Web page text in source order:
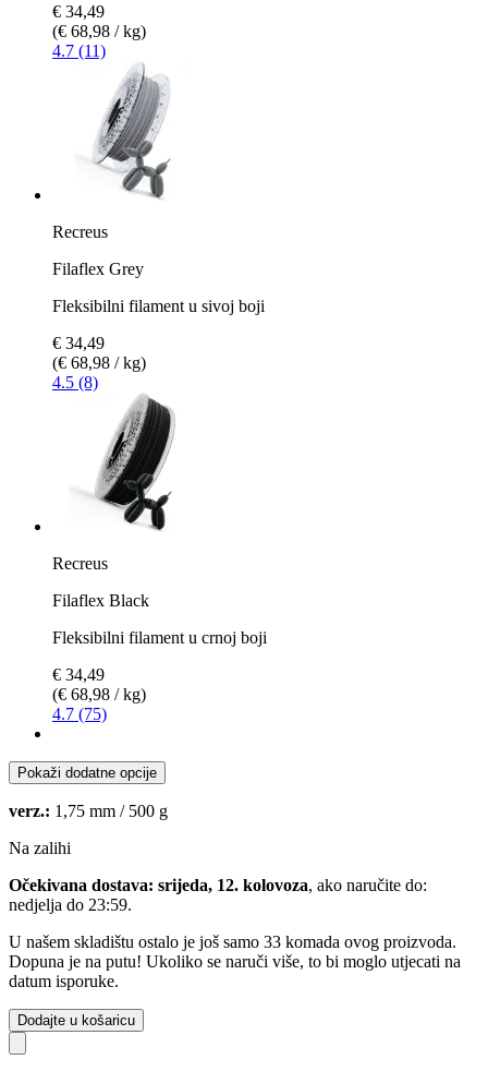
€ 34,49
(€ 68,98 / kg)
4.7 (11)
Recreus
Filaflex Grey
Fleksibilni filament u sivoj boji
€ 34,49
(€ 68,98 / kg)
4.5 (8)
Recreus
Filaflex Black
Fleksibilni filament u crnoj boji
€ 34,49
(€ 68,98 / kg)
4.7 (75)
Pokaži dodatne opcije
verz.: 1,75 mm / 500 g
Na zalihi
Očekivana dostava: srijeda, 12. kolovoza, ako naručite do:
nedjelja do 23:59.
U našem skladištu ostalo je još samo 33 komada ovog proizvoda.
Dopuna je na putu! Ukoliko se naruči više, to bi moglo utjecati na
datum isporuke.
Dodajte u košaricu